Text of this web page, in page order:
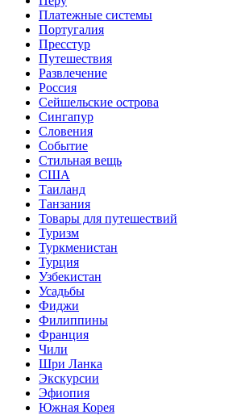
Платежные системы
Португалия
Пресстур
Путешествия
Развлечение
Россия
Сейшельские острова
Сингапур
Словения
Событие
Стильная вещь
США
Таиланд
Танзания
Товары для путешествий
Туризм
Туркменистан
Турция
Узбекистан
Усадьбы
Фиджи
Филиппины
Франция
Чили
Шри Ланка
Экскурсии
Эфиопия
Южная Корея